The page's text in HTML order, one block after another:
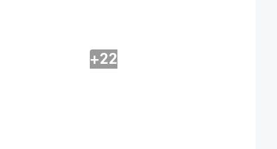
+22